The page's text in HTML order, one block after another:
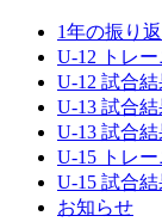
1年の振り返
U-12 トレ
U-12 試合
U-13 試合
U-13 試合
U-15 トレ
U-15 試合
お知らせ